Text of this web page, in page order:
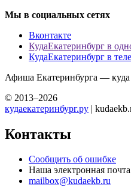
Мы в социальных сетях
Вконтакте
КудаЕкатеринбург в
КудаЕкатеринбург в
Афиша Екатеринбурга — куда
© 2013–2026
кудаекатеринбург.ру |
Контакты
Сообщить об ошибке
Наша электронная почта
mailbox@kudaekb.ru